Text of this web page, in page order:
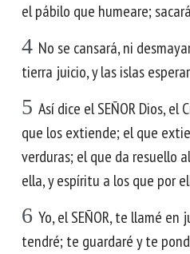
el pábilo que humeare;
4 No se cansará, ni
tierra juicio, y las islas
5 Así dice el SEÑOR Dios, el
que los extiende; el que
verduras; el que da resuello
ella, y espíritu a los que por
6 Yo, el SEÑOR, te llamé
tendré; te guardaré y te